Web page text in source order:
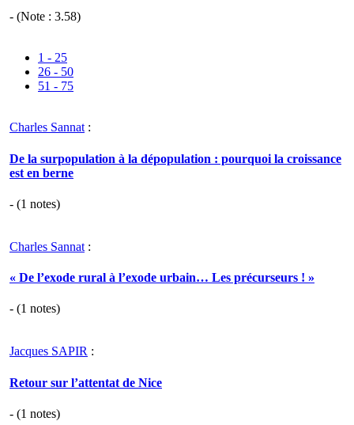
- (Note : 3.58)
1 - 25
26 - 50
51 - 75
Charles Sannat :
De la surpopulation à la dépopulation : pourquoi la croissance
est en berne
- (1 notes)
Charles Sannat :
« De l’exode rural à l’exode urbain… Les précurseurs ! »
- (1 notes)
Jacques SAPIR :
Retour sur l’attentat de Nice
- (1 notes)